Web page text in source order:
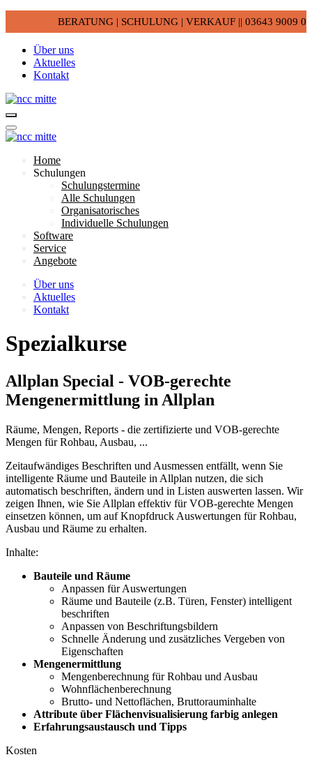
BERATUNG | SCHULUNG | VERKAUF || 03643 9009 0
Über uns
Aktuelles
Kontakt
Home
Schulungen
Schulungstermine
Alle Schulungen
Organisatorisches
Individuelle Schulungen
Software
Service
Angebote
Über uns
Aktuelles
Kontakt
Spezialkurse
Allplan Special - VOB-gerechte
Mengenermittlung in Allplan
Räume, Mengen, Reports - die zertifizierte und VOB-gerechte
Mengen für Rohbau, Ausbau, ...
Zeitaufwändiges Beschriften und Ausmessen entfällt, wenn Sie
intelligente Räume und Bauteile in Allplan nutzen, die sich
automatisch beschriften, ändern und in Listen auswerten lassen. Wir
zeigen Ihnen, wie Sie Allplan effektiv für VOB-gerechte Mengen
einsetzen können, um auf Knopfdruck Auswertungen für Rohbau,
Ausbau und Räume zu erhalten.
Inhalte:
Bauteile und Räume
Anpassen für Auswertungen
Räume und Bauteile (z.B. Türen, Fenster) intelligent
beschriften
Anpassen von Beschriftungsbildern
Schnelle Änderung und zusätzliches Vergeben von
Eigenschaften
Mengenermittlung
Mengenberechnung für Rohbau und Ausbau
Wohnflächenberechnung
Brutto- und Nettoflächen, Bruttorauminhalte
Attribute über Flächenvisualisierung farbig anlegen
Erfahrungsaustausch und Tipps
Kosten